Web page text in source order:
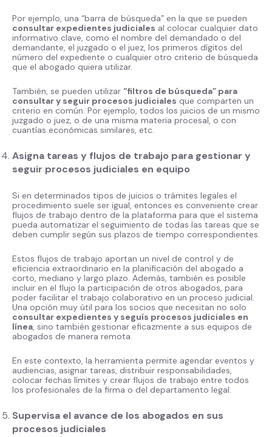
Por ejemplo, una “barra de búsqueda” en la que se pueden
consultar expedientes judiciales al colocar cualquier dato
informativo clave, como el nombre del demandado o del
demandante, el juzgado o el juez, los primeros dígitos del
número del expediente o cualquier otro criterio de búsqueda
que el abogado quiera utilizar.
También, se pueden utilizar “filtros de búsqueda” para
consultar y seguir procesos judiciales que comparten un
criterio en común. Por ejemplo, todos los juicios de un mismo
juzgado o juez, o de una misma materia procesal, o con
cuantías económicas similares, etc.
Asigna tareas y flujos de trabajo para gestionar y
seguir procesos judiciales en equipo
Si en determinados tipos de juicios o trámites legales el
procedimiento suele ser igual, entonces es conveniente crear
flujos de trabajo dentro de la plataforma para que el sistema
pueda automatizar el seguimiento de todas las tareas que se
deben cumplir según sus plazos de tiempo correspondientes.
Estos flujos de trabajo aportan un nivel de control y de
eficiencia extraordinario en la planificación del abogado a
corto, mediano y largo plazo. Además, también es posible
incluir en el flujo la participación de otros abogados, para
poder facilitar el trabajo colaborativo en un proceso judicial.
Una opción muy útil para los socios que necesitan no solo
consultar expedientes y seguís procesos judiciales en
línea, sino también gestionar eficazmente a sus equipos de
abogados de manera remota.
En este contexto, la herramienta permite agendar eventos y
audiencias, asignar tareas, distribuir responsabilidades,
colocar fechas límites y crear flujos de trabajo entre todos
los profesionales de la firma o del departamento legal.
Supervisa el avance de los abogados en sus
procesos judiciales